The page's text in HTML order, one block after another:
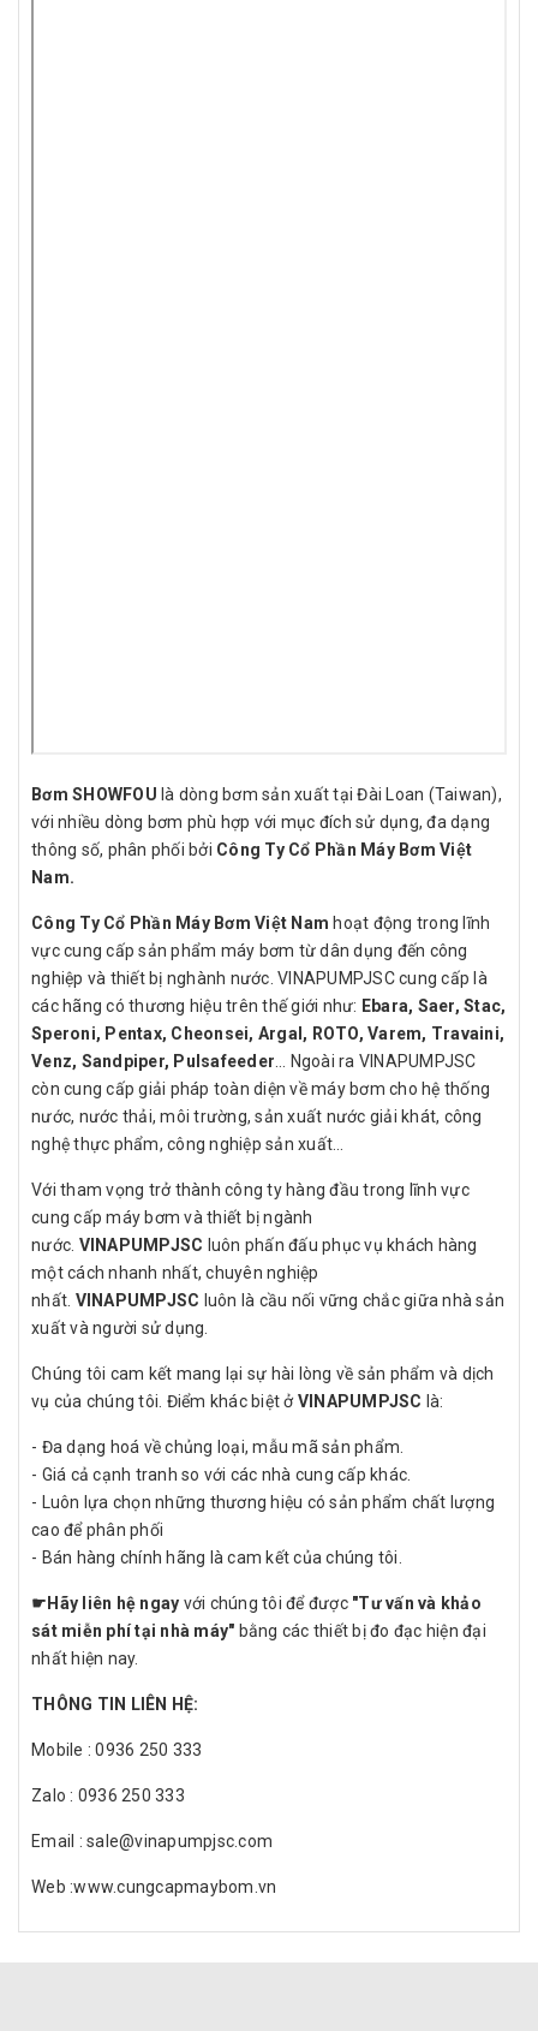
Bơm SHOWFOU là dòng bơm sản xuất tại Đài Loan (Taiwan),
với nhiều dòng bơm phù hợp với mục đích sử dụng, đa dạng
thông số, phân phối bởi Công Ty Cổ Phần Máy Bơm Việt
Nam.
Công Ty Cổ Phần Máy Bơm Việt Nam hoạt động trong lĩnh
vực cung cấp sản phẩm máy bơm từ dân dụng đến công
nghiệp và thiết bị nghành nước. VINAPUMPJSC cung cấp là
các hãng có thương hiệu trên thế giới như: Ebara, Saer, Stac,
Speroni, Pentax, Cheonsei, Argal, ROTO, Varem, Travaini,
Venz, Sandpiper, Pulsafeeder … Ngoài ra VINAPUMPJSC
còn cung cấp giải pháp toàn diện về máy bơm cho hệ thống
nước, nước thải, môi trường, sản xuất nước giải khát, công
nghệ thực phẩm, công nghiệp sản xuất…
Với tham vọng trở thành công ty hàng đầu trong lĩnh vực
cung cấp máy bơm và thiết bị ngành
nước. VINAPUMPJSC luôn phấn đấu phục vụ khách hàng
một cách nhanh nhất, chuyên nghiệp
nhất. VINAPUMPJSC luôn là cầu nối vững chắc giữa nhà sản
xuất và người sử dụng.
Chúng tôi cam kết mang lại sự hài lòng về sản phẩm và dịch
vụ của chúng tôi. Điểm khác biệt ởVINAPUMPJSC là:
- Đa dạng hoá về chủng loại, mẫu mã sản phẩm.
- Giá cả cạnh tranh so với các nhà cung cấp khác.
- Luôn lựa chọn những thương hiệu có sản phẩm chất lượng
cao để phân phối
- Bán hàng chính hãng là cam kết của chúng tôi.
☛ Hãy liên hệ ngay với chúng tôi để được "Tư vấn và khảo
sát miễn phí tại nhà máy" bằng các thiết bị đo đạc hiện đại
nhất hiện nay.
THÔNG TIN LIÊN HỆ:
Mobile : 0936 250 333
Zalo : 0936 250 333
Email : sale@vinapumpjsc.com
Web :www.cungcapmaybom.vn